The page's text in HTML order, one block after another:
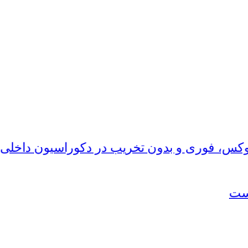
فوری و بدون تخریب در دکوراسیون داخلی